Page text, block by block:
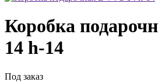
Коробка
14 h-14
Под заказ